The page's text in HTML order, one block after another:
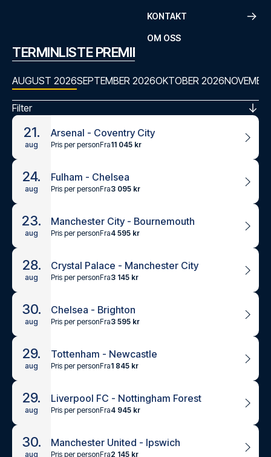
KONTAKT
OM OSS
TERMINLISTE PREMIER LEAGUE
AUGUST 2026SEPTEMBER 2026OKTOBER 2026
Filter
21.
aug
Arsenal - Coventry City
Pris per personFra11 045 kr
24.
aug
Fulham - Chelsea
Pris per personFra3 095 kr
23.
aug
Manchester City - Bournemouth
Pris per personFra4 595 kr
28.
aug
Crystal Palace - Manchester City
Pris per personFra3 145 kr
30.
aug
Chelsea - Brighton
Pris per personFra3 595 kr
29.
aug
Tottenham - Newcastle
Pris per personFra1 845 kr
29.
aug
Liverpool FC - Nottingham Forest
Pris per personFra4 945 kr
30.
aug
Manchester United - Ipswich
Pris per personFra2 145 kr